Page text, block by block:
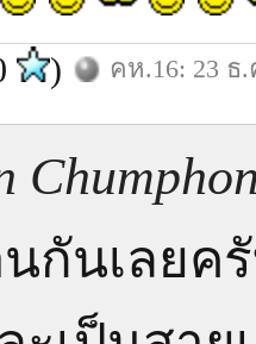
) คห.16: 23 ธ.
กันเลยค